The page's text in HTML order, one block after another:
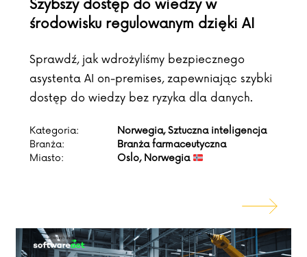
Szybszy dostęp do wiedzy w
środowisku regulowanym dzięki AI
Sprawdź, jak wdrożyliśmy bezpiecznego
asystenta AI on-premises, zapewniając szybki
dostęp do wiedzy bez ryzyka dla danych.
Kategoria:
Norwegia, Sztuczna inteligencja
Branża:
Branża farmaceutyczna
Miasto:
Oslo, Norwegia